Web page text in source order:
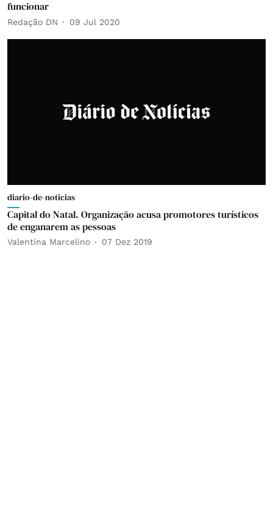
funcionar
Redação DN 09 Jul 2020
diario-de-noticias
Capital do Natal. Organização acusa promotores turísticos
de enganarem as pessoas
Valentina Marcelino 07 Dez 2019